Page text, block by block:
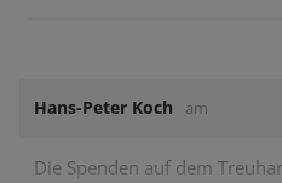
Hans-Peter Koch am
Die Spenden auf dem